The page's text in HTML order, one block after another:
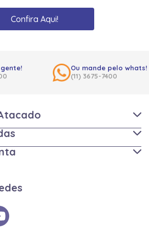
Confira Aqui!
Ou mande pelo whats!
(11) 3675-7400